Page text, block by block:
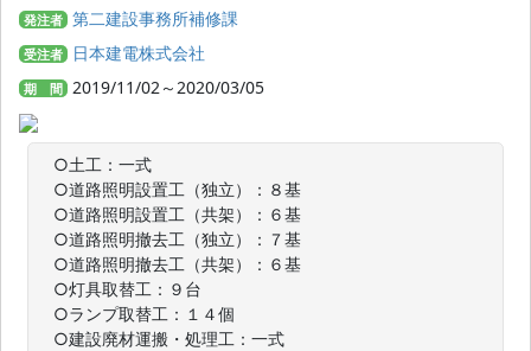
発注者 第二建設事務所補修課
受注者 日本建電株式会社
期 間 2019/11/02～2020/03/05
○土工：一式
○道路照明設置工（独立）：８基
○道路照明設置工（共架）：６基
○道路照明撤去工（独立）：７基
○道路照明撤去工（共架）：６基
○灯具取替工：９台
○ランプ取替工：１４個
○建設廃材運搬・処理工：一式